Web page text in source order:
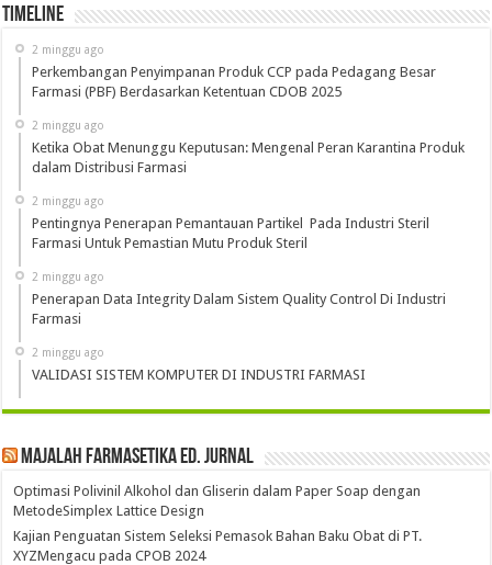
Timeline
2 minggu ago
Perkembangan Penyimpanan Produk CCP pada Pedagang Besar
Farmasi (PBF) Berdasarkan Ketentuan CDOB 2025
2 minggu ago
Ketika Obat Menunggu Keputusan: Mengenal Peran Karantina Produk
dalam Distribusi Farmasi
2 minggu ago
Pentingnya Penerapan Pemantauan Partikel Pada Industri Steril
Farmasi Untuk Pemastian Mutu Produk Steril
2 minggu ago
Penerapan Data Integrity Dalam Sistem Quality Control Di Industri
Farmasi
2 minggu ago
VALIDASI SISTEM KOMPUTER DI INDUSTRI FARMASI
Majalah Farmasetika Ed. Jurnal
Optimasi Polivinil Alkohol dan Gliserin dalam Paper Soap dengan
MetodeSimplex Lattice Design
Kajian Penguatan Sistem Seleksi Pemasok Bahan Baku Obat di PT.
XYZMengacu pada CPOB 2024